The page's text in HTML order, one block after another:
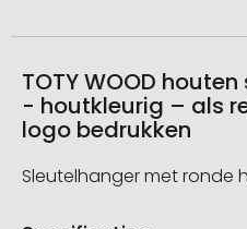
TOTY WOOD
- houtkleurig – als
logo bedrukken
Sleutelhanger met ronde